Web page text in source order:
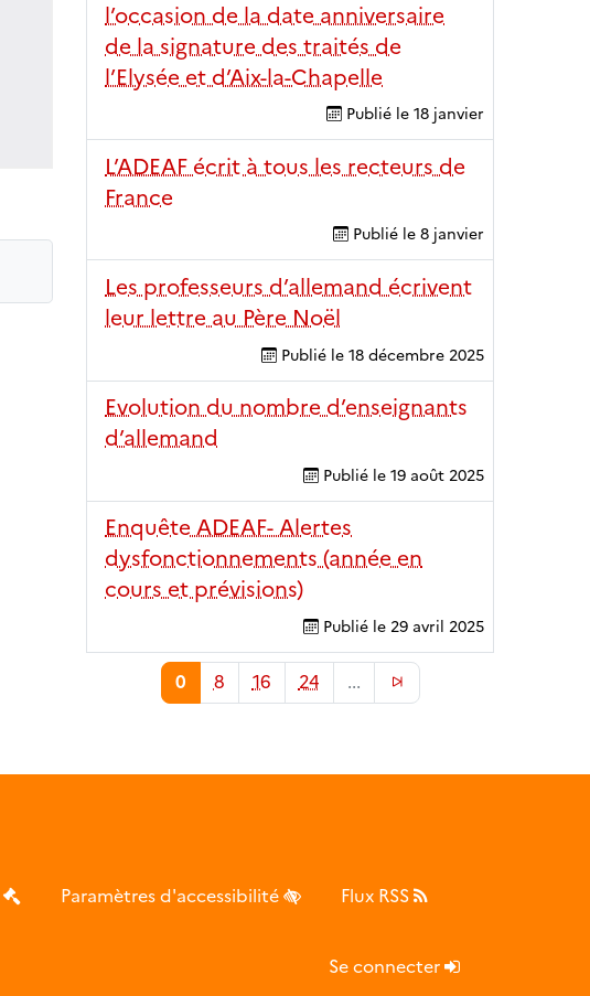
l’occasion de la date anniversaire
de la signature des traités de
l’Elysée et d’Aix-la-Chapelle
Publié le 18 janvier
L’ADEAF écrit à tous les recteurs de
France
Publié le 8 janvier
Les professeurs d’allemand écrivent
leur lettre au Père Noël
Publié le 18 décembre 2025
Evolution du nombre d’enseignants
d’allemand
Publié le 19 août 2025
Enquête ADEAF- Alertes
dysfonctionnements (année en
cours et prévisions)
Publié le 29 avril 2025
0 8 16 24 ...
Paramètres d'accessibilité Flux RSS
Se connecter